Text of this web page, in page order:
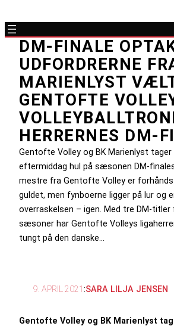
DM-FINALE
UDFORDRERNE
MARIENLYST
GENTOFTE
HERRERNES DM-
Gentofte Volley og BK Marienlyst tager
eftermiddag hul på sæsonen DM-
mestre fra Gentofte Volley er
guldet, men fynboerne ligger på lur og
overraskelsen – igen. Med tre DM-
sæsoner har Gentofte Volleys
tungt på den danske…
9. APRIL 2021 :SARA LILJA JENSEN
Gentofte Volley og BK Marienlyst